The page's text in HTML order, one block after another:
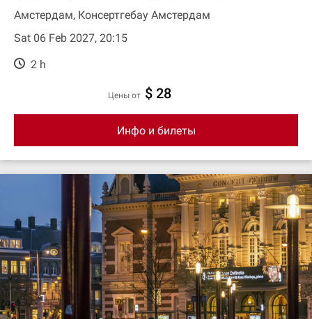
Амстердам, Консертгебау Амстердам
Sat 06 Feb 2027, 20:15
2 h
цены от $ 28
Инфо и билеты